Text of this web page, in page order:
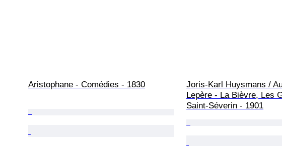
Aristophane - Comédies - 1830
Joris-Karl Huysmans /
Lepère - La Bièvre, Les
Saint-Séverin - 1901